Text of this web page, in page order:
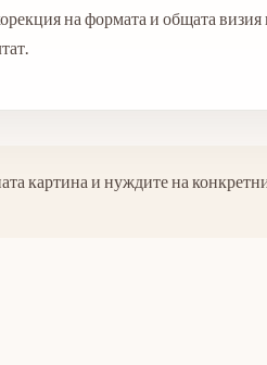
на формата и общата визия
картина и нуждите на